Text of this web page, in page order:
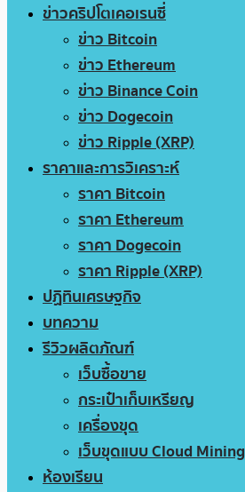
ข่าวคริปโตเคอเรนซี่
ข่าว Bitcoin
ข่าว Ethereum
ข่าว Binance Coin
ข่าว Dogecoin
ข่าว Ripple (XRP)
ราคาและการวิเคราะห์
ราคา Bitcoin
ราคา Ethereum
ราคา Dogecoin
ราคา Ripple (XRP)
ปฏิทินเศรษฐกิจ
บทความ
รีวิวผลิตภัณฑ์
เว็บซื้อขาย
กระเป๋าเก็บเหรียญ
เครื่องขุด
เว็บขุดแบบ Cloud Mining
ห้องเรียน